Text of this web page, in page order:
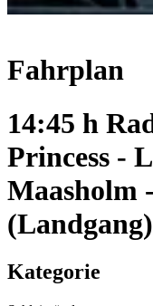
Fahrplan
14:45 h
Princess -
Maasholm
Kategorie